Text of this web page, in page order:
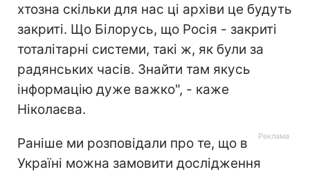
хтозна скільки для нас ці архіви це будуть
закриті. Що Білорусь, що Росія - закриті
тоталітарні системи, такі ж, як були за
радянських часів. Знайти там якусь
інформацію дуже важко", - каже
Ніколаєва.
Раніше ми розповідали про те, що в
Україні можна замовити дослідження